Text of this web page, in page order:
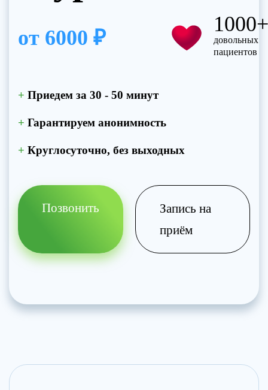
от 6000 ₽
довольных
пациентов
+ Приедем за 30 - 50 минут
+ Гарантируем анонимность
+ Круглосуточно, без выходных
Позвонить
Запись на
приём